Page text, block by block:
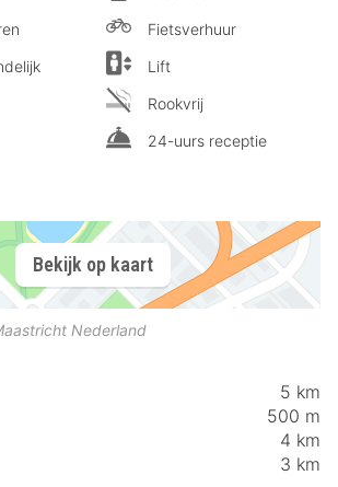
Fietsverhuur
Lift
Rookvrij
24-uurs receptie
Bekijk op kaart
Nederland
5 km
500 m
4 km
3 km